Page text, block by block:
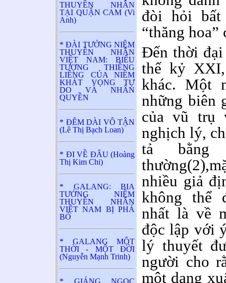
THUYỀN NHÂN
TẠI QUẬN CAM (Vi
Anh)
* ĐÀI TƯỞNG NIỆM
THUYỀN NHÂN
VIỆT NAM: BIỂU
TƯỢNG THIÊNG
LIÊNG CỦA NIỀM
KHÁT VỌNG TỰ
DO VÀ NHÂN
QUYỀN
* ĐÊM DÀI VÔ TẬN
(Lê Thị Bạch Loan)
* ĐI VỀ ĐÂU (Hoàng
Thị Kim Chi)
* GALANG: BIA
TƯỞNG NIỆM
THUYỀN NHÂN
VIỆT NAM BỊ PHÁ
BỎ
* GALANG MỘT
THỜI - MỘT ĐỜI
(Nguyễn Mạnh Trinh)
* GIÁNG NGỌC
đòi hỏi
“thăng hoa”
Đến thời
thế kỷ
khác. Một
những biên
của vũ trụ
nghịch lý,
tả bằng
nhiều giả
không thể
nhất là về
độc lập với
lý thuyết
người cho
một dạng